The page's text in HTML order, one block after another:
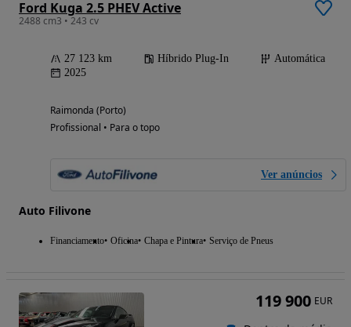
Ford Kuga 2.5 PHEV Active
2488 cm3 • 243 cv
27 123 km Híbrido Plug-In
Automática
2025
Raimonda (Porto)
Profissional • Para o topo
Ver anúncios
Auto Filivone
Financiamento Oficina Chapa e Pintura Serviço de Pneus
119 900 EUR